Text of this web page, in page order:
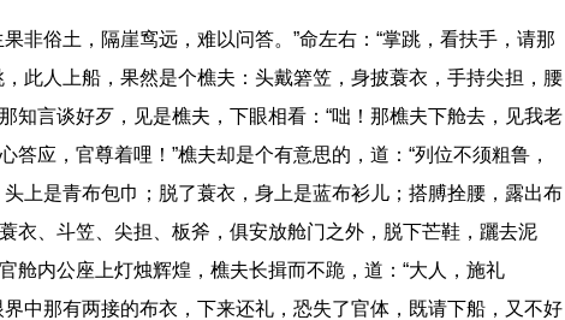
非俗土，隔崖窎远，难以问答。”命左右：“掌跳，看扶手，请那
此人上船，果然是个樵夫：头戴箬笠，身披蓑衣，手持尖担，腰
知言谈好歹，见是樵夫，下眼相看：“咄！那樵夫下舱去，见我老
答应，官尊着哩！”樵夫却是个有意思的，道：“列位不须粗鲁，
上是青布包巾；脱了蓑衣，身上是蓝布衫儿；搭膊拴腰，露出布
衣、斗笠、尖担、板斧，俱安放舱门之外，脱下芒鞋，躧去泥
舱内公座上灯烛辉煌，樵夫长揖而不跪，道：“大人，施礼
中那有两接的布衣，下来还礼，恐失了官体，既请下船，又不好